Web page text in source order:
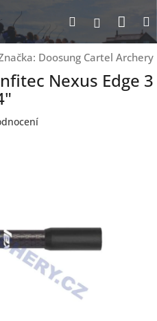
Hledat
Doosung Cartel Archery
Nexus Edge 3